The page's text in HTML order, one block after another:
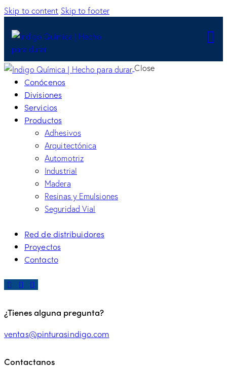
Skip to content Skip to footer
Close
Conócenos
Divisiones
Servicios
Productos
Adhesivos
Arquitectónica
Automotriz
Industrial
Madera
Resinas y Emulsiones
Seguridad Vial
Red de distribuidores
Proyectos
Contacto
¿Tienes alguna pregunta?
ventas@pinturasindigo.com
Contactanos